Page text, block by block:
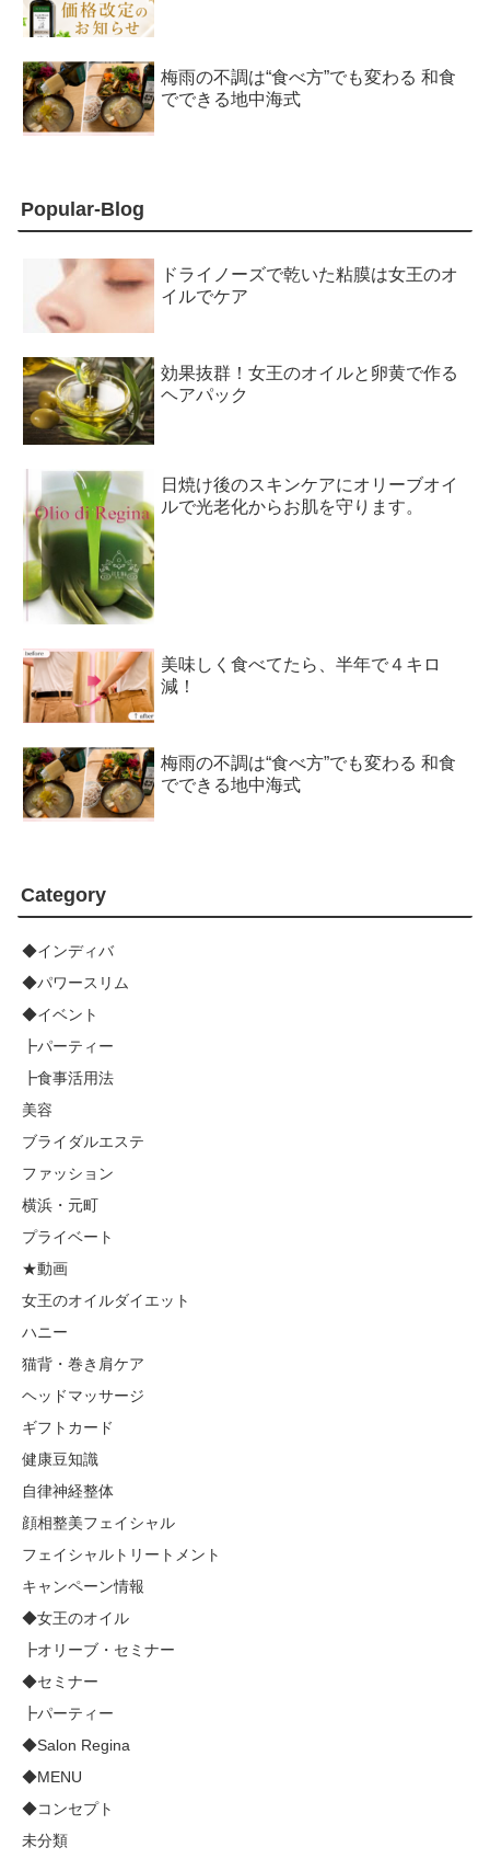
梅雨の不調は“食べ方”でも変わる 和食
でできる地中海式
Popular-Blog
ドライノーズで乾いた粘膜は女王のオ
イルでケア
効果抜群！女王のオイルと卵黄で作る
ヘアパック
日焼け後のスキンケアにオリーブオイ
ルで光老化からお肌を守ります。
美味しく食べてたら、半年で４キロ
減！
梅雨の不調は“食べ方”でも変わる 和食
でできる地中海式
Category
◆インディバ
◆パワースリム
◆イベント
┣パーティー
┣食事活用法
美容
ブライダルエステ
ファッション
横浜・元町
プライベート
★動画
女王のオイルダイエット
ハニー
猫背・巻き肩ケア
ヘッドマッサージ
ギフトカード
健康豆知識
自律神経整体
顔相整美フェイシャル
フェイシャルトリートメント
キャンペーン情報
◆女王のオイル
┣オリーブ・セミナー
◆セミナー
┣パーティー
◆Salon Regina
◆MENU
◆コンセプト
未分類